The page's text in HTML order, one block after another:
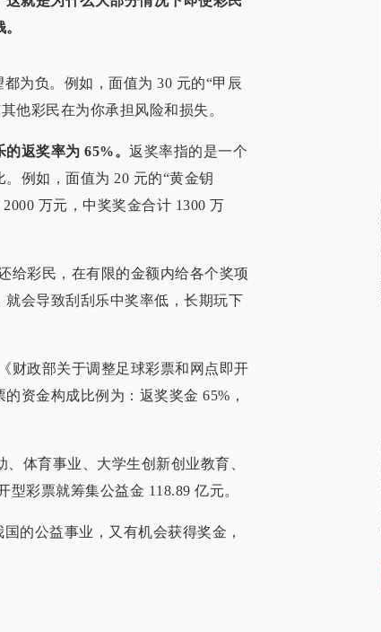
为负。例如，面值为 30 元的“甲辰
他彩民在为你承担风险和损失。
返奖率为 65%。 返奖率指的是一个
例如，面值为 20 元的“黄金钥
万元，中奖奖金合计 1300 万
给彩民，在有限的金额内给各个奖项
会导致刮刮乐中奖率低，长期玩下
财政部关于调整足球彩票和网点即开
资金构成比例为：返奖奖金 65%，
体育事业、大学生创新创业教育、
彩票就筹集公益金 118.89 亿元。
的公益事业，又有机会获得奖金，